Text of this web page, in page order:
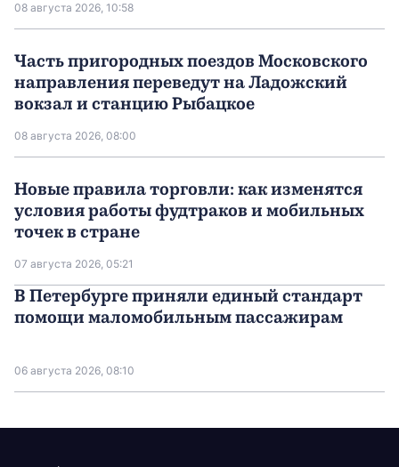
08 августа 2026, 10:58
Часть пригородных поездов Московского
направления переведут на Ладожский
вокзал и станцию Рыбацкое
08 августа 2026, 08:00
Новые правила торговли: как изменятся
условия работы фудтраков и мобильных
точек в стране
07 августа 2026, 05:21
В Петербурге приняли единый стандарт
помощи маломобильным пассажирам
06 августа 2026, 08:10